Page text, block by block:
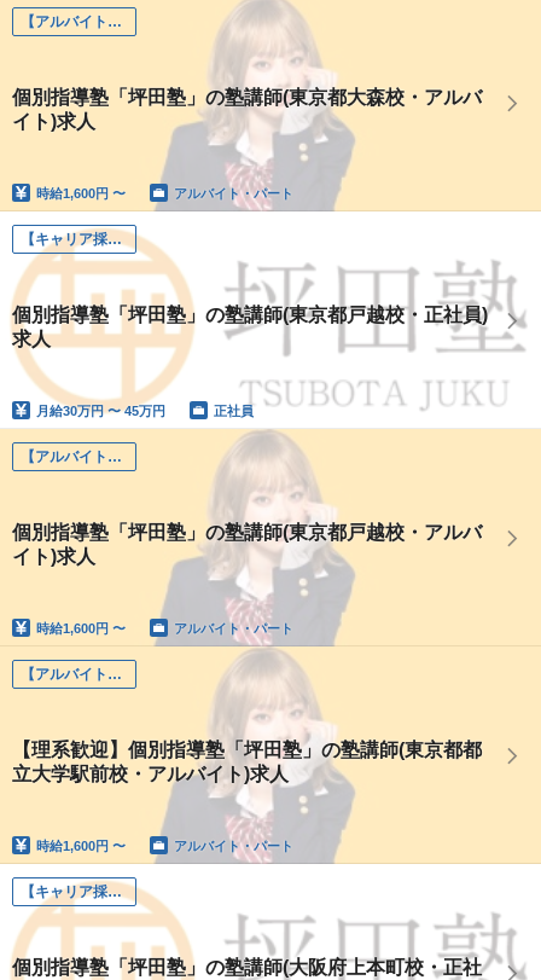
【アルバイト】坪田塾講師
個別指導塾「坪田塾」の塾講師(東京都大森校・アルバ
イト)求人
時給1,600円 〜 アルバイト・パート
【キャリア採用】坪田塾講師
個別指導塾「坪田塾」の塾講師(東京都戸越校・正社員)
求人
月給30万円 〜 45万円 正社員
【アルバイト】坪田塾講師
個別指導塾「坪田塾」の塾講師(東京都戸越校・アルバ
イト)求人
時給1,600円 〜 アルバイト・パート
【アルバイト】坪田塾講師
【理系歓迎】個別指導塾「坪田塾」の塾講師(東京都都
立大学駅前校・アルバイト)求人
時給1,600円 〜 アルバイト・パート
【キャリア採用】坪田塾講師
個別指導塾「坪田塾」の塾講師(大阪府上本町校・正社